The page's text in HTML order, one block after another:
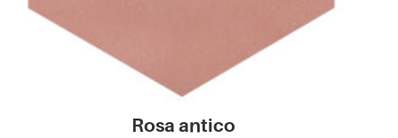
Rosa antico